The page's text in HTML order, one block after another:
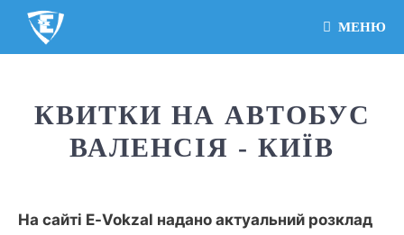
МЕНЮ
КВИТКИ НА АВТОБУС
ВАЛЕНСІЯ - КИЇВ
На сайті E-Vokzal надано актуальний розклад